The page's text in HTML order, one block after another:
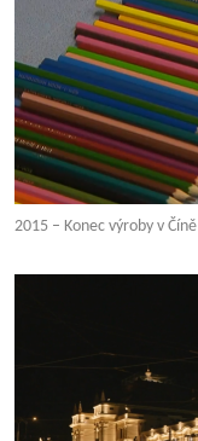
2015 – Konec výroby v Číně